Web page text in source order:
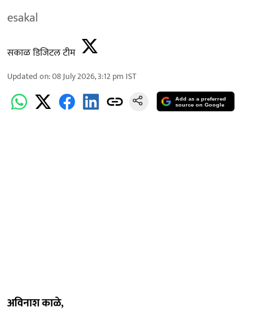
esakal
सकाळ डिजिटल टीम
Updated on:08 July 2026, 3:12 pm IST
Add as a preferred
source on Google
अविनाश काळे,